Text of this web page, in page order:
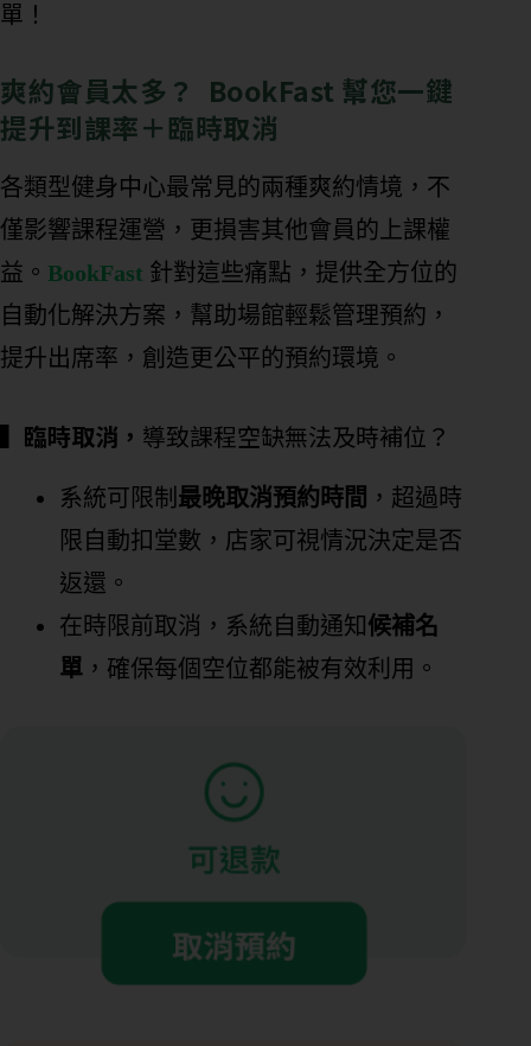
單！
爽約會員太多？ BookFast 幫您一鍵
提升到課率＋臨時取消
各類型健身中心最常見的兩種爽約情境，不
僅影響課程運營，更損害其他會員的上課權
益。 BookFast 針對這些痛點，提供全方位的
自動化解決方案，幫助場館輕鬆管理預約，
提升出席率，創造更公平的預約環境。
▍臨時取消， 導致課程空缺無法及時補位？
系統可限制 最晚取消預約時間 ，超過時
限自動扣堂數，店家可視情況決定是否
返還。
在時限前取消，系統自動通知候補名
單 ，確保每個空位都能被有效利用。